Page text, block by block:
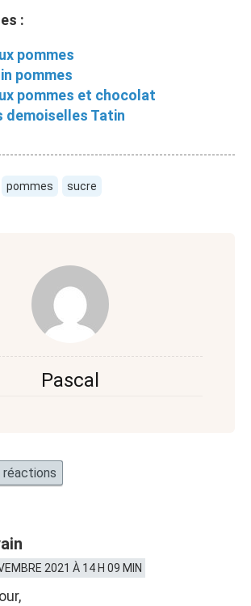
:
pommes
pommes
pommes et chocolat
demoiselles Tatin
pommes sucre
Pascal
réactions
2021 À 14 H 09 MIN